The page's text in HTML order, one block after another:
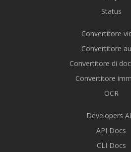
Status
Convertitore
Convertitore
Convertitore di
Convertitore
OCR
Developers
API Docs
CLI Docs